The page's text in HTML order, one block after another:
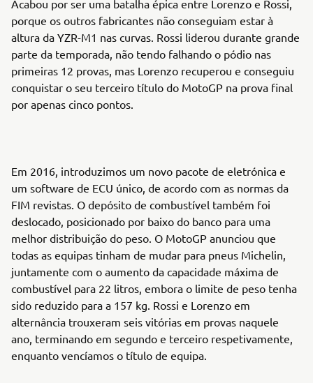
Acabou por ser uma batalha épica entre Lorenzo e Rossi,
porque os outros fabricantes não conseguiam estar à
altura da YZR-M1 nas curvas. Rossi liderou durante grande
parte da temporada, não tendo falhando o pódio nas
primeiras 12 provas, mas Lorenzo recuperou e conseguiu
conquistar o seu terceiro título do MotoGP na prova final
por apenas cinco pontos.
Em 2016, introduzimos um novo pacote de eletrónica e
um software de ECU único, de acordo com as normas da
FIM revistas. O depósito de combustível também foi
deslocado, posicionado por baixo do banco para uma
melhor distribuição do peso. O MotoGP anunciou que
todas as equipas tinham de mudar para pneus Michelin,
juntamente com o aumento da capacidade máxima de
combustível para 22 litros, embora o limite de peso tenha
sido reduzido para a 157 kg. Rossi e Lorenzo em
alternância trouxeram seis vitórias em provas naquele
ano, terminando em segundo e terceiro respetivamente,
enquanto vencíamos o título de equipa.